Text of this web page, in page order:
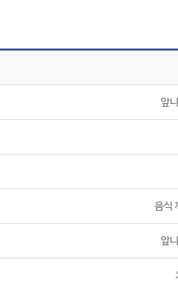
앞
음식
앞